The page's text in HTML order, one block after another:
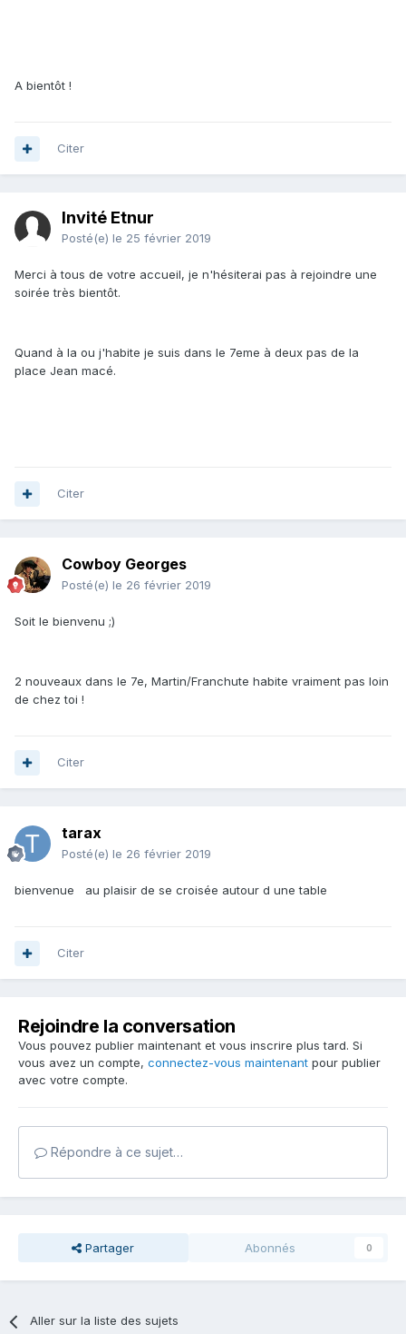
A bientôt !
Citer
Invité Etnur
Posté(e) le 25 février 2019
Merci à tous de votre accueil, je n'hésiterai pas à rejoindre une
soirée très bientôt.
Quand à la ou j'habite je suis dans le 7eme à deux pas de la
place Jean macé.
Citer
Cowboy Georges
Posté(e) le 26 février 2019
Soit le bienvenu ;)
2 nouveaux dans le 7e, Martin/Franchute habite vraiment pas loin
de chez toi !
Citer
tarax
Posté(e) le 26 février 2019
bienvenue au plaisir de se croisée autour d une table
Citer
Rejoindre la conversation
Vous pouvez publier maintenant et vous inscrire plus tard. Si
vous avez un compte, connectez-vous maintenant pour publier
avec votre compte.
Répondre à ce sujet…
Partager Abonnés 0
Aller sur la liste des sujets